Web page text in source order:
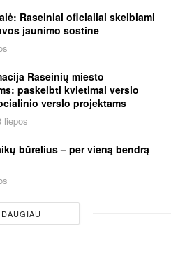
Raseiniai oficialiai skelbiami
jaunimo sostine
Raseinių miesto
paskelbti kvietimai verslo
verslo projektams
liepos
būrelius – per vieną bendrą
DAUGIAU